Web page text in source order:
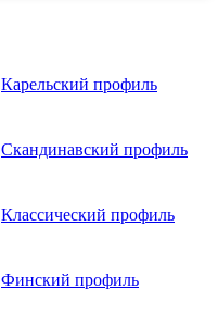
Карельский профиль
Скандинавский профиль
Классический профиль
Финский профиль